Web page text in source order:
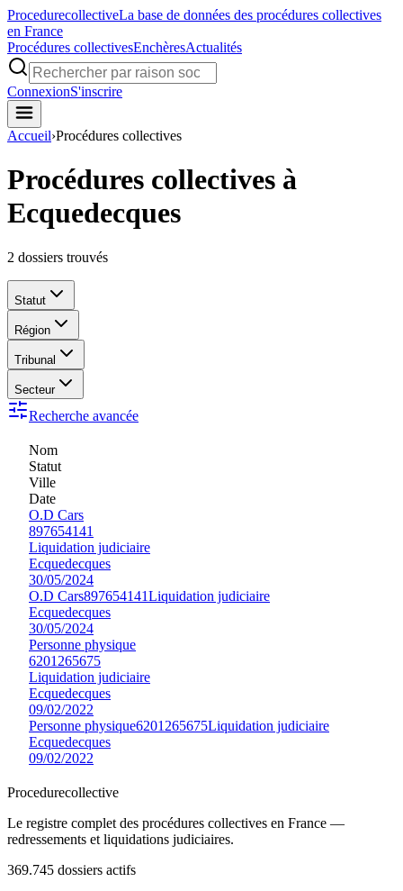
ProcedurecollectiveLa base de données des procédures collectives
en France
Procédures collectivesEnchèresActualités
ConnexionS'inscrire
Accueil›Procédures collectives
Procédures collectives à
Ecquedecques
2 dossiers trouvés
Statut
Région
Tribunal
Secteur
Recherche avancée
Nom
Statut
Ville
Date
O.D Cars
897654141
Liquidation judiciaire
Ecquedecques
30/05/2024
O.D Cars897654141Liquidation judiciaire
Ecquedecques
30/05/2024
Personne physique
6201265675
Liquidation judiciaire
Ecquedecques
09/02/2022
Personne physique6201265675Liquidation judiciaire
Ecquedecques
09/02/2022
Procedurecollective
Le registre complet des procédures collectives en France —
redressements et liquidations judiciaires.
369.745 dossiers actifs